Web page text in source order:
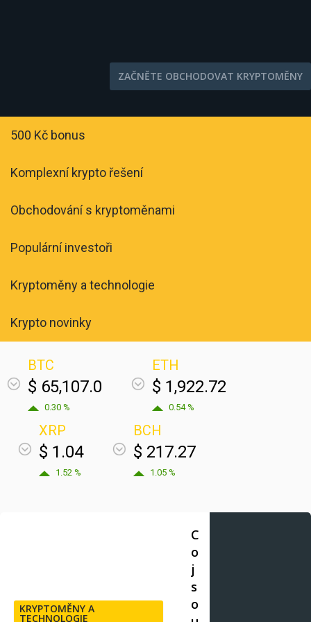
ZAČNĚTE OBCHODOVAT KRYPTOMĚNY
500 Kč bonus
Komplexní krypto řešení
Obchodování s kryptoměnami
Populární investoři
Kryptoměny a technologie
Krypto novinky
BTC
$ 65,107.0
0.30 %
ETH
$ 1,922.72
0.54 %
XRP
$ 1.04
1.52 %
BCH
$ 217.27
1.05 %
KRYPTOMĚNY A
TECHNOLOGIE
C
o
j
s
o